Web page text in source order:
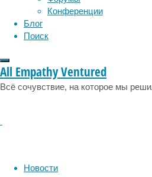
Конференции
Блог
Поиск
All Empathy Ventured
Всё сочувствие, на которое мы
Новости
представляет
клеток
четырех
мы